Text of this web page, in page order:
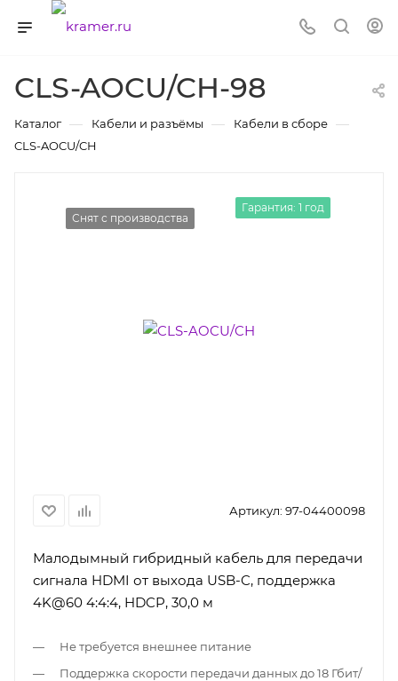
CLS-AOCU/CH-98
Каталог — Кабели и разъёмы — Кабели в сборе —
CLS-AOCU/CH
Снят с производства
Гарантия: 1 год
Артикул: 97-04400098
Малодымный гибридный кабель для передачи
сигнала HDMI от выхода USB-C, поддержка
4K@60 4:4:4, HDCP, 30,0 м
Не требуется внешнее питание
Поддержка скорости передачи данных до 18 Гбит/